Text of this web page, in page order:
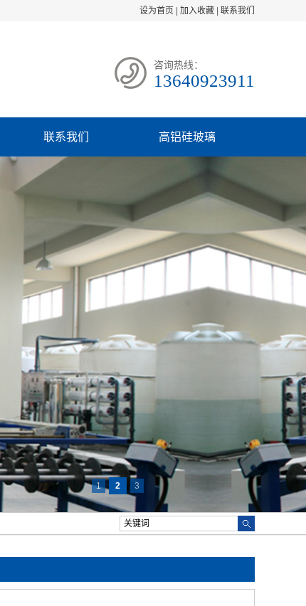
设为首页 加入收藏 联系我们
咨询热线：
13640923911
联系我们 高铝硅玻璃
1 2 3